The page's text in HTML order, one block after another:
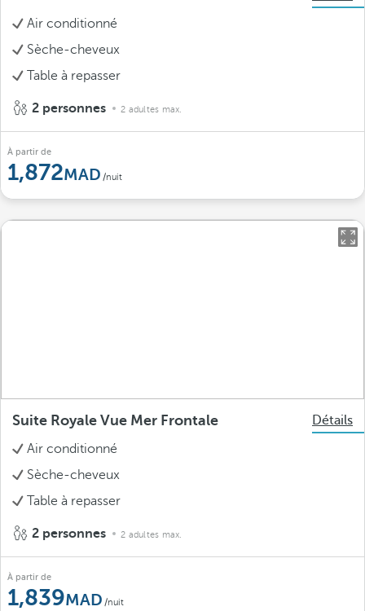
Air conditionné
Sèche-cheveux
Table à repasser
2 personnes 2 adultes max.
À partir de
1,872 /nuit
Suite Royale Vue Mer Frontale
Détails
Air conditionné
Sèche-cheveux
Table à repasser
2 personnes 2 adultes max.
À partir de
1,839 /nuit